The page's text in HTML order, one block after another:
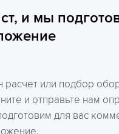
и мы
расчет или подбор
и отправьте нам
для вас